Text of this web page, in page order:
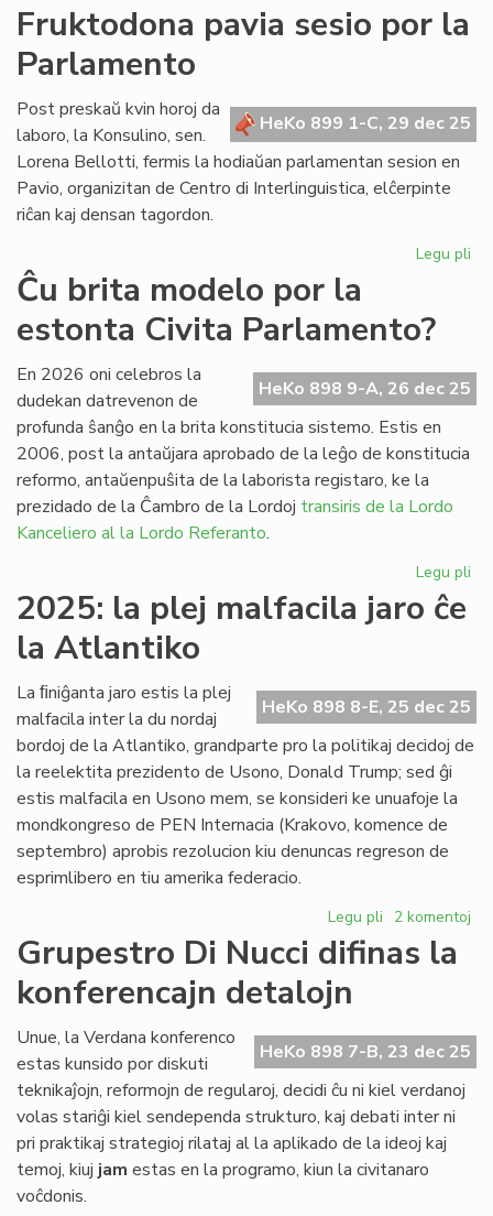
rezolucioj
la
Senato
Pavio
Fruktodona pavia sesio por la
Parlamento
HeKo 899 1-C, 29 dec 25
Post preskaŭ kvin horoj da
laboro, la Konsulino, sen.
Lorena Bellotti, fermis la hodiaŭan parlamentan sesion en
Pavio, organizitan de Centro di Interlinguistica, elĉerpinte
riĉan kaj densan tagordon.
Legu pli
la
Ĉu brita modelo por la
estonta Civita Parlamento?
HeKo 898 9-A, 26 dec 25
En 2026 oni celebros la
dudekan datrevenon de
profunda ŝanĝo en la brita konstitucia sistemo. Estis en
2006, post la antaŭjara aprobado de la leĝo de konstitucia
reformo, antaŭenpuŝita de la laborista registaro, ke la
prezidado de la Ĉambro de la Lordoj transiris de la Lordo
Kanceliero al la Lordo Referanto.
Legu pli
la
2025: la plej malfacila jaro ĉe
la Atlantiko
HeKo 898 8-E, 25 dec 25
La ﬁniĝanta jaro estis la plej
malfacila inter la du nordaj
bordoj de la Atlantiko, grandparte pro la politikaj decidoj de
la reelektita prezidento de Usono, Donald Trump; sed ĝi
estis malfacila en Usono mem, se konsideri ke unuafoje la
mondkongreso de PEN Internacia (Krakovo, komence de
septembro) aprobis rezolucion kiu denuncas regreson de
esprimlibero en tiu amerika federacio.
Legu pli pri
la
jaro
ĉe
la
Atlantiko
2 komentoj
Grupestro Di Nucci difinas la
konferencajn detalojn
HeKo 898 7-B, 23 dec 25
Unue, la Verdana konferenco
estas kunsido por diskuti
teknikaĵojn, reformojn de regularoj, decidi ĉu ni kiel verdanoj
volas stariĝi kiel sendependa strukturo, kaj debati inter ni
pri praktikaj strategioj rilataj al la aplikado de la ideoj kaj
temoj, kiuj jam estas en la programo, kiun la civitanaro
voĉdonis.